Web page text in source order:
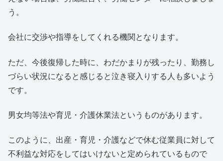
う。
会社に交渉や指導をしてくれる機関となります。
ただ、今後復帰した時に、わだかまりが残ったり、勤務し
づらい状況になると感じると泣き寝入りする人も多いよう
です。
男女均等法や育児・介護休業法というものがあります。
このように、出産・育児・介護などで休む従業員に対して
不利益な対応をしてはいけないと定められているもので